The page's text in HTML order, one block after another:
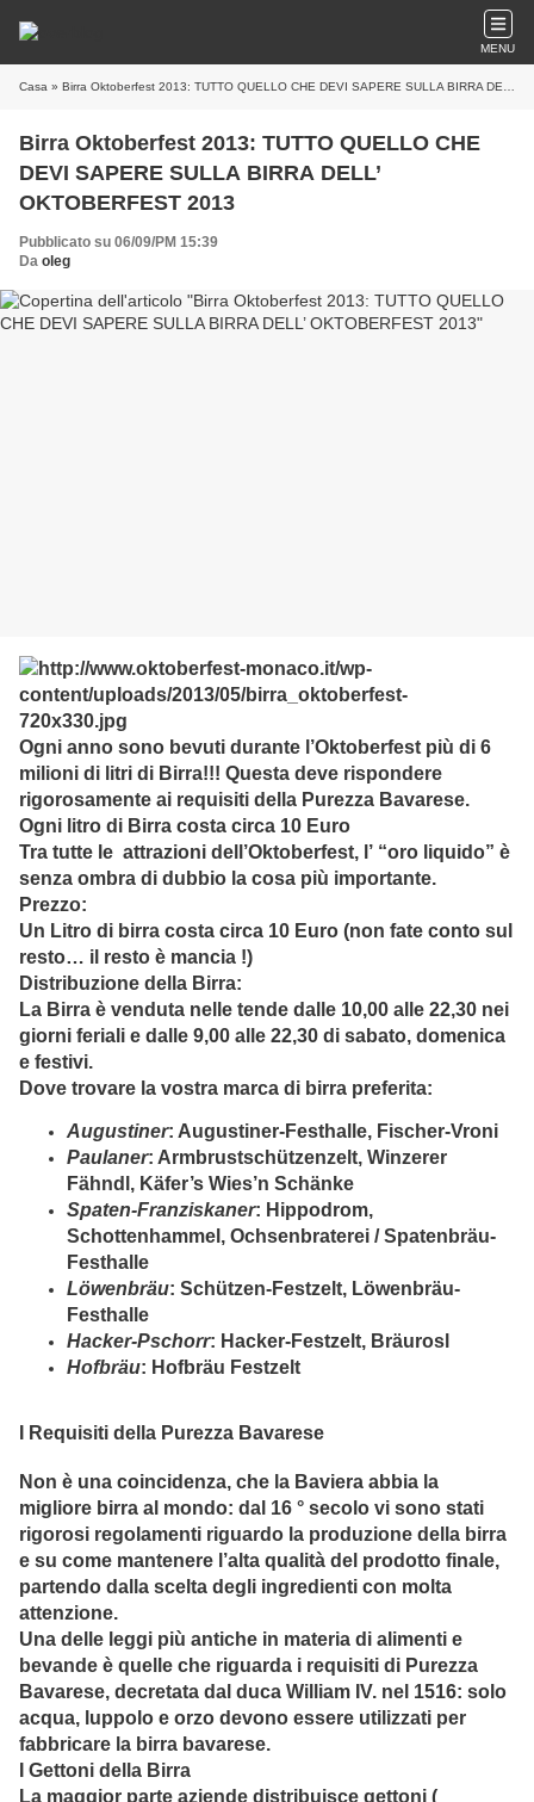
MENU
Casa » Birra Oktoberfest 2013: TUTTO QUELLO CHE DEVI SAPERE SULLA BIRRA DELL’ OKTOBERFEST 2013
Birra Oktoberfest 2013: TUTTO QUELLO CHE
DEVI SAPERE SULLA BIRRA DELL’
OKTOBERFEST 2013
Pubblicato su 06/09/PM 15:39
Da oleg
Ogni anno sono bevuti durante l’Oktoberfest più di 6
milioni di litri di Birra!!! Questa deve rispondere
rigorosamente ai requisiti della Purezza Bavarese.
Ogni litro di Birra costa circa 10 Euro
Tra tutte le attrazioni dell’Oktoberfest, l’ “oro liquido” è
senza ombra di dubbio la cosa più importante.
Prezzo:
Un Litro di birra costa circa 10 Euro (non fate conto sul
resto… il resto è mancia !)
Distribuzione della Birra:
La Birra è venduta nelle tende dalle 10,00 alle 22,30 nei
giorni feriali e dalle 9,00 alle 22,30 di sabato, domenica
e festivi.
Dove trovare la vostra marca di birra preferita:
Augustiner: Augustiner-Festhalle, Fischer-Vroni
Paulaner: Armbrustschützenzelt, Winzerer
Fähndl, Käfer’s Wies’n Schänke
Spaten-Franziskaner: Hippodrom,
Schottenhammel, Ochsenbraterei / Spatenbräu-
Festhalle
Löwenbräu: Schützen-Festzelt, Löwenbräu-
Festhalle
Hacker-Pschorr: Hacker-Festzelt, Bräurosl
Hofbräu: Hofbräu Festzelt
I Requisiti della Purezza Bavarese
Non è una coincidenza, che la Baviera abbia la
migliore birra al mondo: dal 16 ° secolo vi sono stati
rigorosi regolamenti riguardo la produzione della birra
e su come mantenere l’alta qualità del prodotto finale,
partendo dalla scelta degli ingredienti con molta
attenzione.
Una delle leggi più antiche in materia di alimenti e
bevande è quelle che riguarda i requisiti di Purezza
Bavarese, decretata dal duca William IV. nel 1516: solo
acqua, luppolo e orzo devono essere utilizzati per
fabbricare la birra bavarese.
I Gettoni della Birra
La maggior parte aziende distribuisce gettoni (